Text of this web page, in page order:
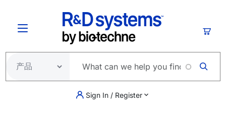
Sign In / Register